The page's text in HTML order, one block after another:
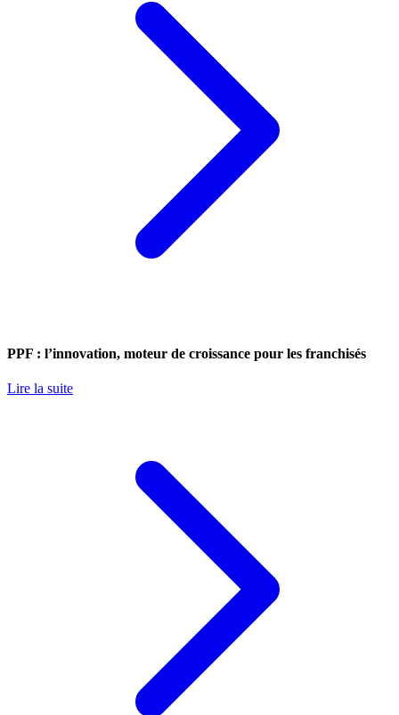
PPF : l’innovation, moteur de croissance pour les franchisés
Lire la suite